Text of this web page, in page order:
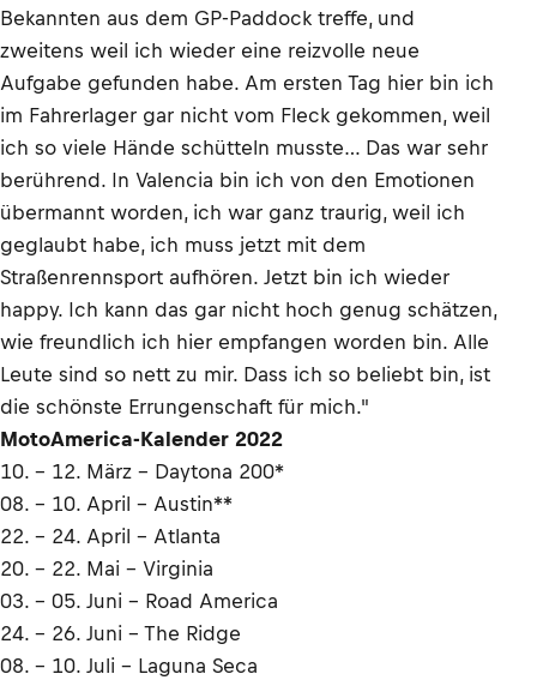
Bekannten aus dem GP-Paddock treffe, und
zweitens weil ich wieder eine reizvolle neue
Aufgabe gefunden habe. Am ersten Tag hier bin ich
im Fahrerlager gar nicht vom Fleck gekommen, weil
ich so viele Hände schütteln musste… Das war sehr
berührend. In Valencia bin ich von den Emotionen
übermannt worden, ich war ganz traurig, weil ich
geglaubt habe, ich muss jetzt mit dem
Straßenrennsport aufhören. Jetzt bin ich wieder
happy. Ich kann das gar nicht hoch genug schätzen,
wie freundlich ich hier empfangen worden bin. Alle
Leute sind so nett zu mir. Dass ich so beliebt bin, ist
die schönste Errungenschaft für mich."
MotoAmerica-Kalender 2022
10. - 12. März – Daytona 200*
08. - 10. April – Austin**
22. - 24. April – Atlanta
20. - 22. Mai – Virginia
03. - 05. Juni – Road America
24. - 26. Juni – The Ridge
08. - 10. Juli – Laguna Seca